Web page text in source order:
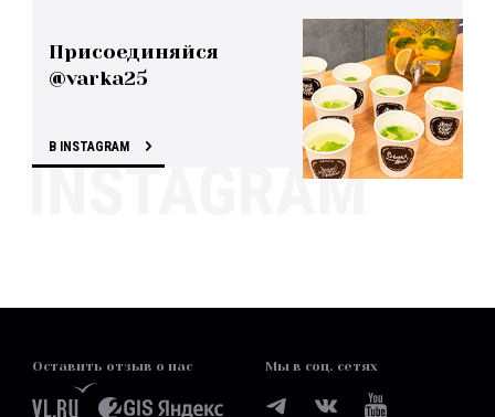
Присоединяйся
@varka25
В INSTAGRAM
Оставить отзыв о нас Мы в соц. сетях